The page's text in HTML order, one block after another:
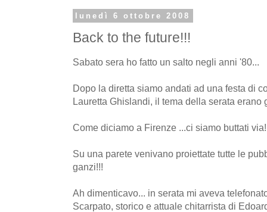
lunedì 6 ottobre 2008
Back to the future!!!
Sabato sera ho fatto un salto negli anni '80...
Dopo la diretta siamo andati ad una festa di
Lauretta Ghislandi, il tema della serata erano
Come diciamo a Firenze ...ci siamo buttati via!
Su una parete venivano proiettate tutte le
ganzi!!!
Ah dimenticavo... in serata mi aveva
Scarpato, storico e attuale chitarrista di